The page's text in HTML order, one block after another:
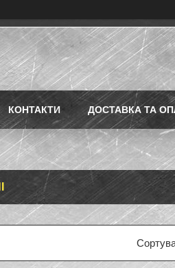
КОНТАКТИ ДОСТАВКА ТА